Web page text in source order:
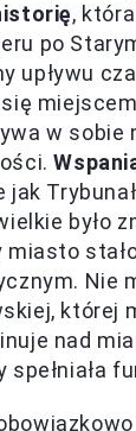
,
po
upływu
w sobie
jak
było
miasto
Nie
której
nad
spełniała